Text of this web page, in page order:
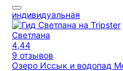
индивидуальная
Светлана
4,44
9 отзывов
Озеро Иссык и водопад